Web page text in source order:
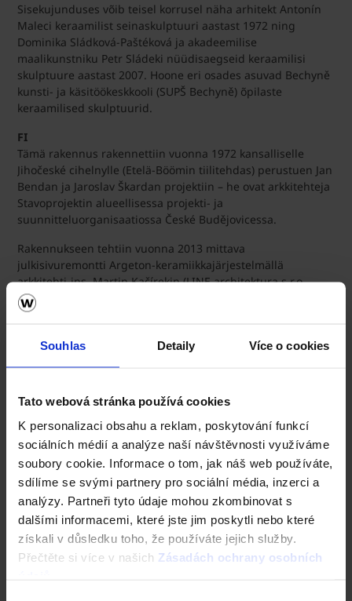
Souhlas Detaily Více o cookies
Tato webová stránka používá cookies
K personalizaci obsahu a reklam, poskytování funkcí
sociálních médií a analýze naší návštěvnosti využíváme
soubory cookie. Informace o tom, jak náš web používáte,
sdílíme se svými partnery pro sociální média, inzerci a
analýzy. Partneři tyto údaje mohou zkombinovat s
dalšími informacemi, které jste jim poskytli nebo které
získali v důsledku toho, že používáte jejich služby.
Přečtěte si více v našich Zásadách ochrany osobních
Sisekujunduses võib teisel korrusel näha arhitekt Antonín
Maleci keraamilist seinaskulptuuri aastast 1972 ning
Dominika Sládková-Paštéková ja akadeemilise
maalikunstniku Petr Sládeki nüüdisaegseid keraamilisi
skulptuure aastast 2007. Hoone eri osades asuvad Bechyně
kunsti- ja käsitöökeskkooli (SUPŠ Bechyně) õpilaste
keraamilised skulptuurid.
FI
Tämä rakennus rakennettiin vuonna 1972 kansalliselle
Jihočeské cihelnylle (Etelä-Böömin tiilitehdas) perustuen Jan
Bendan ja Jaroslav Škardan projektiin – he ovat arkkitehteja
Stavoprojektin alueellisessa projekti- ja
suunnitteluorganisaatiossa České Budějovicessa.
Rakennukseen tehtiin vuonna 2013 mittava
julkisivuremontti Argeton-keramiikkajärjestelmällä
arkkitehti-ins. Martin Kačírekin (LINE architektura s.r.o.,
Praha) suunnittelemana. Jälleenrakennuksen toteutti MANE
STAVEBNÍ s.r.o., České Budějovice.
Rakennuksen sisätilojen asteittainen
keskityttiin korostamaan harmoniaa rakennuksen
historiallisen kehityksen, sen käyttötarkoituksen ja
rakennusmateriaalien valmistajan ja rakennuksen
omistajan Wienerberger Groupin nykytarpeiden välillä.
Sisustustukseen kuuluu arkkitehti Antonín Malecin
keraaminen seinäveistos vuodelta 1972 toisessa
kerroksessa sekä Dominika Sládková-Paštékován ja
akateemisen taidemaalarin Petr Sládekin
nykykeramiikkaveistoksia vuodelta 2007. Bechyněn
taidelukion keraamisia veistoksia sijaitsee eri puolilla